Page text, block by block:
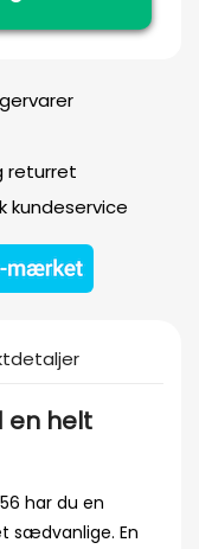
returret
kundeservice
en helt
har du en
sædvanlige. En